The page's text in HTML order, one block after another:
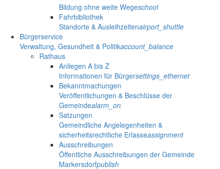
Bildung ohne weite Wegeschool
Fahrbibliothek
Standorte & Ausleihzeitenairport_shuttle
Bürgerservice
Verwaltung, Gesundheit & Politikaccount_balance
Rathaus
Anliegen A bis Z
Informationen für Bürgersettings_ethernet
Bekanntmachungen
Veröffentlichungen & Beschlüsse der
Gemeindealarm_on
Satzungen
Gemeindliche Angelegenheiten &
sicherheitsrechtliche Erlasseassignment
Ausschreibungen
Öffentliche Ausschreibungen der Gemeinde
Markersdorfpublish